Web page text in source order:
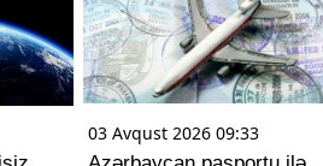
03 Avqust 2026 09:33